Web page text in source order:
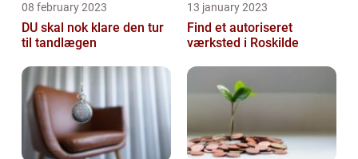
08 february 2023
DU skal nok klare den tur
til tandlægen
13 january 2023
Find et autoriseret
værksted i Roskilde